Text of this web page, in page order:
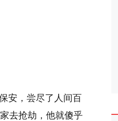
安，尝尽了人间百
去抢劫，他就傻乎